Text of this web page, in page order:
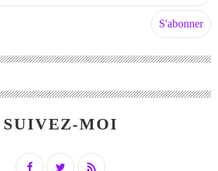
SUIVEZ-MOI